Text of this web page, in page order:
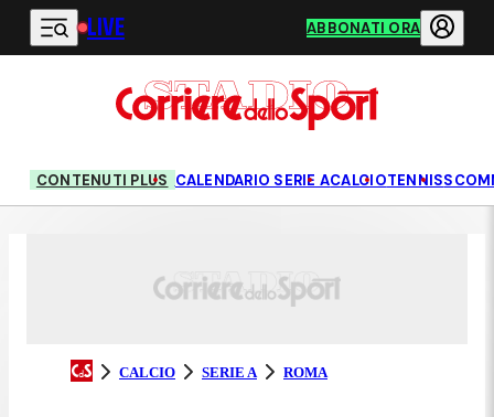
Vai al contenuto principale
LIVE ABBONATI ORA
CONTENUTI PLUS CALENDARIO SERIE ACALCIOTENNIS
CALCIO SERIE A ROMA